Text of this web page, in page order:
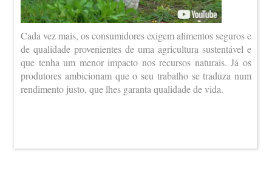
Cada vez mais, os consumidores exigem alimentos seguros e
de qualidade provenientes de uma agricultura sustentável e
que tenha um menor impacto nos recursos naturais. Já os
produtores ambicionam que o seu trabalho se traduza num
rendimento justo, que lhes garanta qualidade de vida.